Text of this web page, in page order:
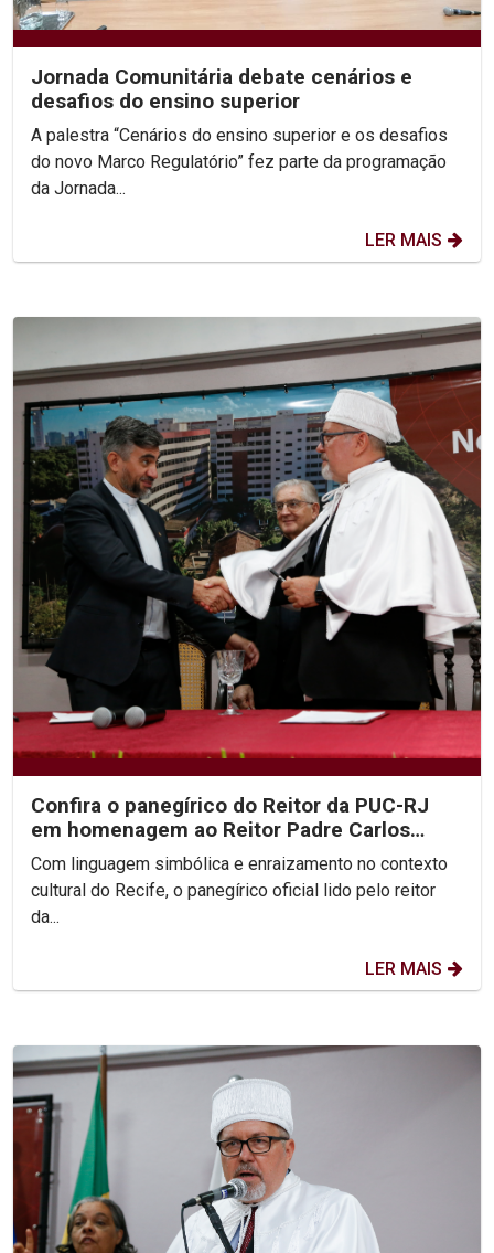
Jornada Comunitária debate cenários e
desafios do ensino superior
A palestra “Cenários do ensino superior e os desafios
do novo Marco Regulatório” fez parte da programação
da Jornada...
LER MAIS
Confira o panegírico do Reitor da PUC-RJ
em homenagem ao Reitor Padre Carlos
Fritzen
Com linguagem simbólica e enraizamento no contexto
cultural do Recife, o panegírico oficial lido pelo reitor
da...
LER MAIS